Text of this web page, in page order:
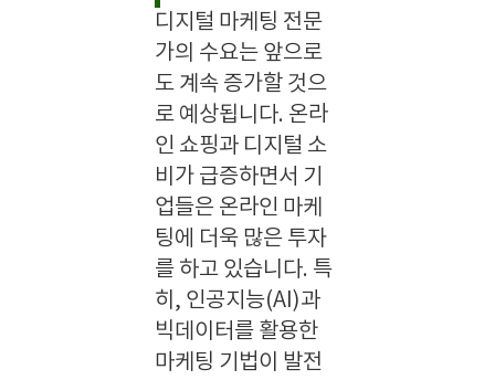
디지털 마케팅 전문
가의 수요는 앞으로
도 계속 증가할 것으
로 예상됩니다. 온라
인 쇼핑과 디지털 소
비가 급증하면서 기
업들은 온라인 마케
팅에 더욱 많은 투자
를 하고 있습니다. 특
히, 인공지능(AI)과
빅데이터를 활용한
마케팅 기법이 발전